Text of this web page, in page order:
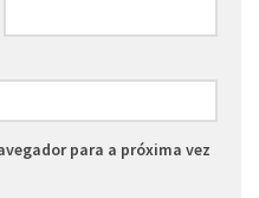
para a próxima vez